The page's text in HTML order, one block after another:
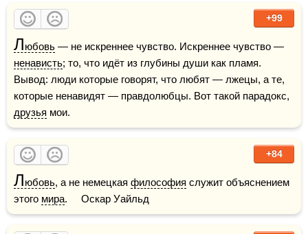
+99
Любовь
ненависть; то, что идёт из глубины души как пламя.
Вывод: люди которые говорят, что любят — лжецы, а те,
друзья мои.
+84
Любовь, а не немецкая философия служит объяснением
этого мира.     Оскар Уайльд